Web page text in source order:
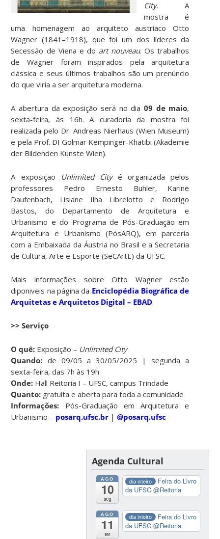
City. A
mostra é
uma homenagem ao arquiteto austríaco Otto
Wagner (1841–1918), que foi um dos líderes da
Secessão de Viena e do art nouveau. Os trabalhos
de Wagner foram inspirados pela arquitetura
clássica e seus últimos trabalhos são um prenúncio
do que viria a ser arquitetura moderna.
A abertura da exposição será no dia 09 de maio,
sexta-feira, às 16h. A curadoria da mostra foi
realizada pelo Dr. Andreas Nierhaus (Wien Museum)
e pela Prof. DI Golmar Kempinger-Khatibi (Akademie
der Bildenden Kunste Wien).
A exposição Unlimited Cityé organizada pelos
professores Pedro Ernesto Buhler, Karine
Daufenbach, Lisiane Ilha Librelotto e Rodrigo
Bastos, do Departamento de Arquitetura e
Urbanismo e do Programa de Pós-Graduação em
Arquitetura e Urbanismo (PósARQ), em parceria
com a Embaixada da Áustria no Brasil e a Secretaria
de Cultura, Arte e Esporte (SeCArtE) da UFSC.
Mais informações sobre Otto Wagner estão
diponiveis na página da Enciclopédia Biográfica de
Arquitetas e Arquitetos Digital – EBAD.
>> Serviço
O quê: Exposição – Unlimited City
Quando: de 09/05 a 30/05/2025 | segunda a
sexta-feira, das 7h às 19h
Onde: Hall Reitoria I – UFSC, campus Trindade
Quanto: gratuita e aberta para toda a comunidade
Informações: Pós-Graduação em Arquitetura e
Urbanismo – posarq.ufsc.br |@posarq.ufsc
Agenda Cultural
AGO
10
seg
dia inteiro
Feira do Livro
da UFSC@Reitoria
AGO
11
ter
dia inteiro
Feira do Livro
da UFSC@Reitoria